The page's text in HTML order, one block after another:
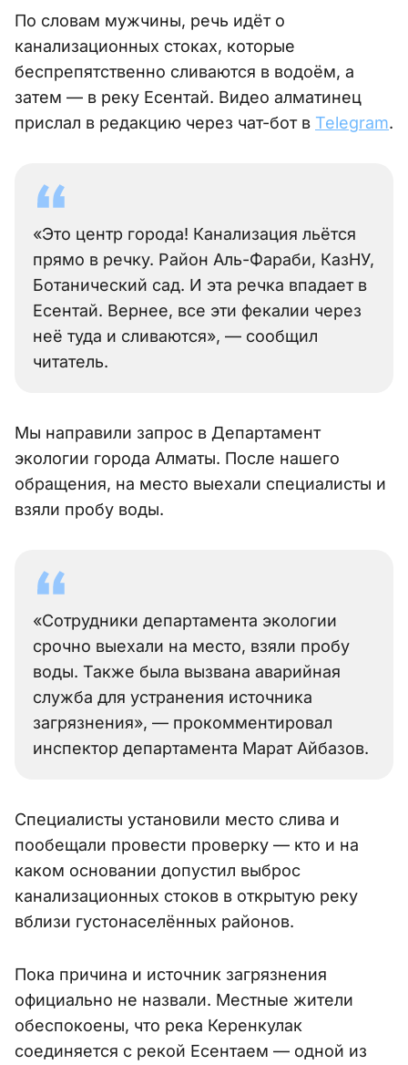
По словам мужчины, речь идёт о
канализационных стоках, которые
беспрепятственно сливаются в водоём, а
затем — в реку Есентай. Видео алматинец
прислал в редакцию через чат-бот в Telegram.
«Это центр города! Канализация льётся
прямо в речку. Район Аль-Фараби, КазНУ,
Ботанический сад. И эта речка впадает в
Есентай. Вернее, все эти фекалии через
неё туда и сливаются», — сообщил
читатель.
Мы направили запрос в Департамент
экологии города Алматы. После нашего
обращения, на место выехали специалисты и
взяли пробу воды.
«Сотрудники департамента экологии
срочно выехали на место, взяли пробу
воды. Также была вызвана аварийная
служба для устранения источника
загрязнения», — прокомментировал
инспектор департамента Марат Айбазов.
Специалисты установили место слива и
пообещали провести проверку — кто и на
каком основании допустил выброс
канализационных стоков в открытую реку
вблизи густонаселённых районов.
Пока причина и источник загрязнения
официально не назвали. Местные жители
обеспокоены, что река Керенкулак
соединяется с рекой Есентаем — одной из